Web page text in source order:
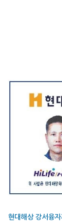
현대해상 강서융